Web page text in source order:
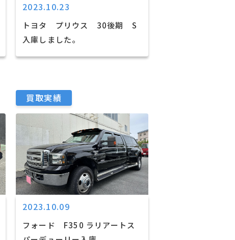
2023.10.23
トヨタ プリウス 30後期 S
入庫しました。
買取実績
2023.10.09
フォード F350 ラリアートス